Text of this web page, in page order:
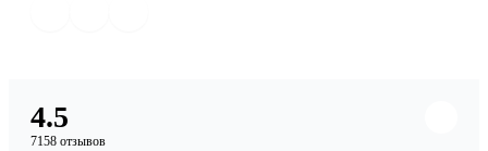
4.5
7158 отзывов